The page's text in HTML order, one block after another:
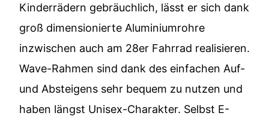
Kinderrädern gebräuchlich, lässt er sich dank
groß dimensionierte Aluminiumrohre
inzwischen auch am 28er Fahrrad realisieren.
Wave-Rahmen sind dank des einfachen Auf-
und Absteigens sehr bequem zu nutzen und
haben längst Unisex-Charakter. Selbst E-